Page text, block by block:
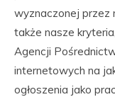
wyznaczonej przez
także nasze
Agencji
internetowych na
ogłoszenia jako